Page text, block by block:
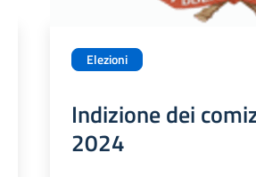
Elezioni
Indizione dei
2024